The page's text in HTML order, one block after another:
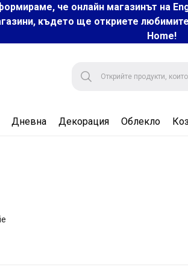
че онлайн магазинът на
където ще откриете
Home!
Дневна Декорация Облекло